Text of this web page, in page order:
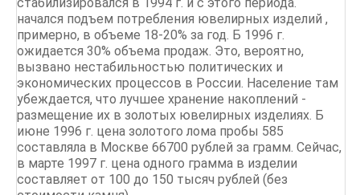
начался подъем потребления ювелирных изделий ,
примерно, в объеме 18-20% за год. Б 1996 г.
ожидается 30% объема продаж. Это, вероятно,
вызвано нестабильностью политических и
экономических процессов в России. Население там
убеждается, что лучшее хранение накоплений -
размещение их в золотых ювелирных изделиях. Б
июне 1996 г. цена золотого лома пробы 585
составляла в Москве 66700 рублей за грамм. Сейчас,
в марте 1997 г. цена одного грамма в изделии
составляет от 100 до 150 тысяч рублей (без